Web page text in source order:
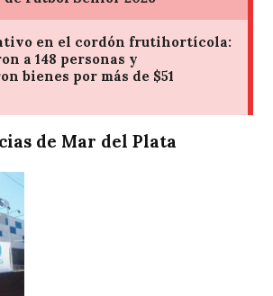
de Mar del Plata